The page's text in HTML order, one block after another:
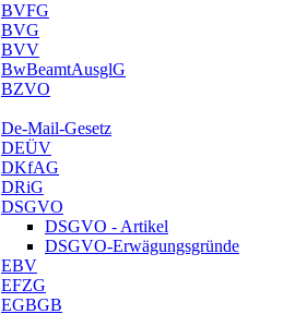
BVFG
BVG
BVV
BwBeamtAusglG
BZVO
De-Mail-Gesetz
DEÜV
DKfAG
DRiG
DSGVO
DSGVO - Artikel
DSGVO-Erwägungsgründe
EBV
EFZG
EGBGB